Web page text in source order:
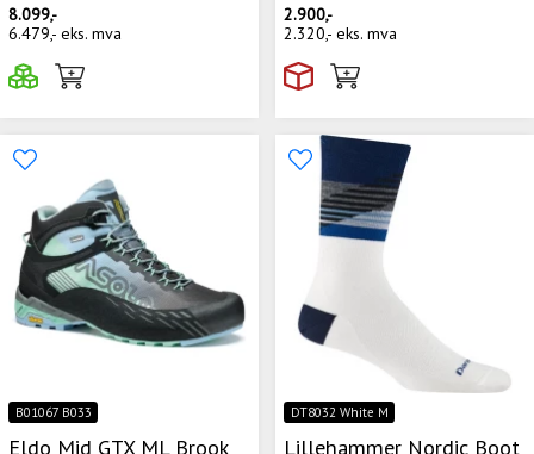
8.099,-
6.479,- eks. mva
2.900,-
2.320,- eks. mva
B01067 B033
Eldo Mid GTX ML Brook
DT8032 White M
Lillehammer Nordic Boot